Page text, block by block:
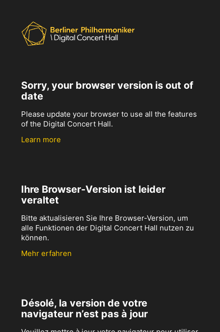
Sorry, your browser version is out of
date
Please update your browser to use all the features
of the Digital Concert Hall.
Learn more
Ihre Browser-Version ist leider
veraltet
Bitte aktualisieren Sie Ihre Browser-Version, um
alle Funktionen der Digital Concert Hall nutzen zu
können.
Mehr erfahren
Désolé, la version de votre
navigateur n’est pas à jour